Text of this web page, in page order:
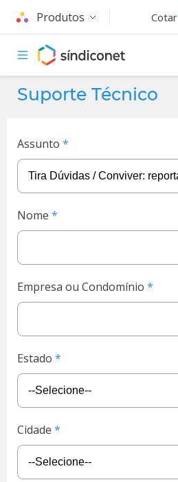
Produtos Cotar
Suporte Técnico
Assunto
Nome
Empresa ou Condomínio
Estado
Cidade